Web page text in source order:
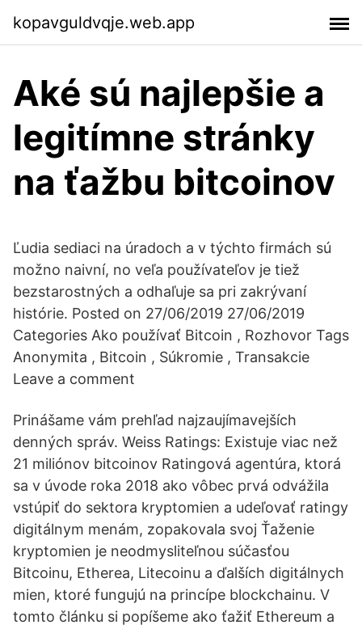
kopavguldvqje.web.app
Aké sú najlepšie a
legitímne stránky
na ťažbu bitcoinov
Ľudia sediaci na úradoch a v týchto firmách sú
možno naivní, no veľa používateľov je tiež
bezstarostných a odhaľuje sa pri zakrývaní
histórie. Posted on 27/06/2019 27/06/2019
Categories Ako používať Bitcoin , Rozhovor Tags
Anonymita , Bitcoin , Súkromie , Transakcie
Leave a comment
Prinášame vám prehľad najzaujímavejších
denných správ. Weiss Ratings: Existuje viac než
21 miliónov bitcoinov Ratingová agentúra, ktorá
sa v úvode roka 2018 ako vôbec prvá odvážila
vstúpiť do sektora kryptomien a udeľovať ratingy
digitálnym menám, zopakovala svoj Ťaženie
kryptomien je neodmysliteľnou súčasťou
Bitcoinu, Etherea, Litecoinu a ďalších digitálnych
mien, ktoré fungujú na princípe blockchainu. V
tomto článku si popíšeme ako ťažiť Ethereum a